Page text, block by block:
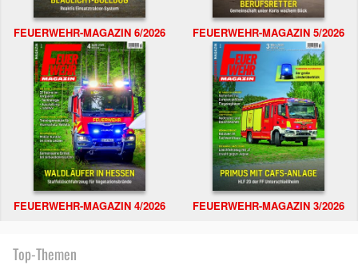
FEUERWEHR-MAGAZIN 6/2026 FEUERWEHR-MAGAZIN 5/2026
FEUERWEHR-MAGAZIN 4/2026 FEUERWEHR-MAGAZIN 3/2026
Top-Themen